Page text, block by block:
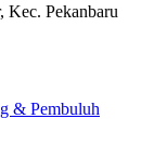
Kec. Pekanbaru
& Pembuluh